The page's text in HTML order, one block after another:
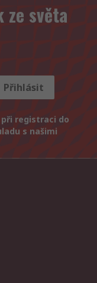
světa
Přihlásit
registraci do
s našimi